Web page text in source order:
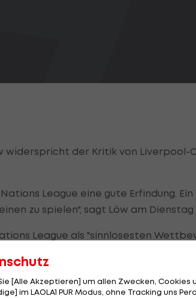
widerspricht der Kritik von Liverpool-
League eine gute Erfindung.
zu spielen", sagt Löw am Dienstag
League als "sinnlosesten
Verständnis für die Meinung seines
[Alle Akzeptieren] um allen Zwecken, Cookies
im LAOLA1 PUR Modus, ohne Tracking uns